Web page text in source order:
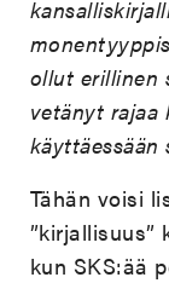
ollut erillinen
vetänyt
käyttäessään
Tähän voisi
”kirjallisuus”
kun SKS:ää